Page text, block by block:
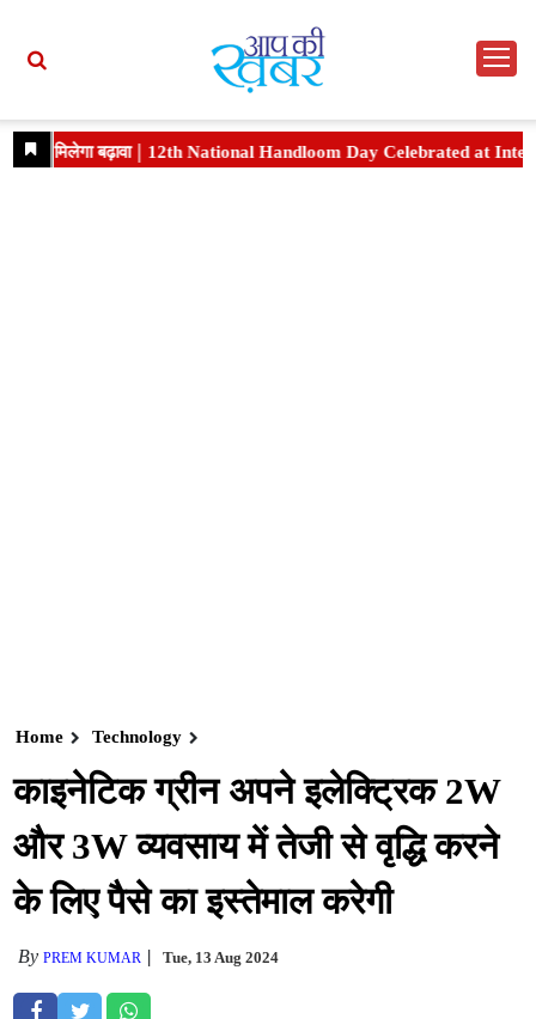
Home Technology
काइनेटिक ग्रीन अपने इलेक्ट्रिक 2W
और 3W व्यवसाय में तेजी से वृद्धि करने
के लिए पैसे का इस्तेमाल करेगी
ByPREM KUMAR Tue, 13 Aug 2024